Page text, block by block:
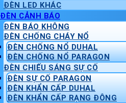
ĐÈN LED KHÁC
ĐÈN CẢNH BÁO
ĐÈN BÁO KHÔNG
ĐÈN CHỐNG CHÁY NỔ
ĐÈN CHỐNG NỔ DUHAL
ĐÈN CHỐNG NỔ PARAGON
ĐÈN CHIẾU SÁNG SỰ CỐ
ĐÈN SỰ CỐ PARAGON
ĐÈN KHẨN CẤP DUHAL
ĐÈN KHẨN CẤP RẠNG ĐÔNG